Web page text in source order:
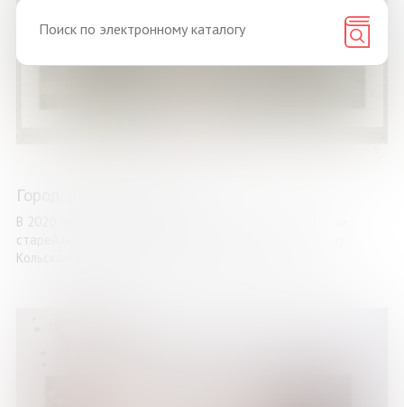
Город, давший имя краю
В 2020 году Мурманская область празднует 455-летие
старейшего города Кола, который дал название всему
Кольском полуострову. Многие страницы летописи ...